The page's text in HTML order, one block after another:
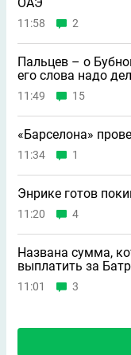
ОАЭ
11:58 2
Пальцев – о
его слова надо
11:49 15
«Барселона»
11:34 1
Энрике готов
11:20 4
Названа сумма,
выплатить за
11:01 3